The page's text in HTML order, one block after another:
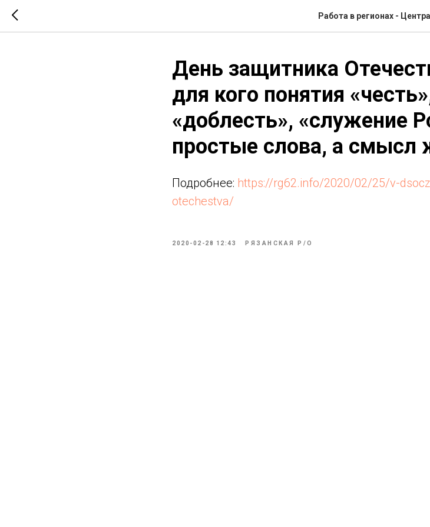
Работа в регионах -
День защитника
для кого понятия
«доблесть», «служение
простые слова, а смысл
Подробнее: https://rg62.info/2020/02/25/v-
otechestva/
2020-02-28 12:43 РЯЗАНСКАЯ Р/О